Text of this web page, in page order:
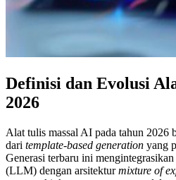
Definisi dan Evolusi
2026
Alat tulis massal AI pada tahun 2026
dari template-based generation yang
Generasi terbaru ini mengintegrasikan
(LLM) dengan arsitekturmixture of